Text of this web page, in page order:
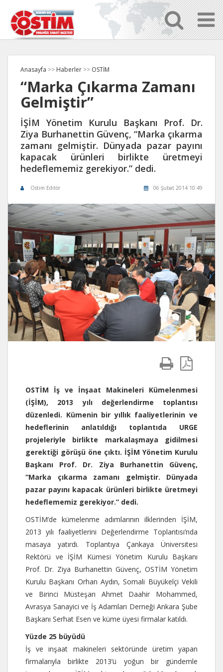
Anasayfa >> Haberler >> OSTİM
“Marka Çıkarma Zamanı
Gelmiştir”
İŞİM Yönetim Kurulu Başkanı Prof. Dr.
Ziya Burhanettin Güvenç, “Marka çıkarma
zamanı gelmiştir. Dünyada pazar payını
kapacak ürünleri birlikte üretmeyi
hedeflememiz gerekiyor.” dedi.
Ostim Editör 06 Şubat 2014 10:49
OSTİM İş ve İnşaat Makineleri Kümelenmesi
(İŞİM), 2013 yılı değerlendirme toplantısı
düzenledi. Kümenin bir yıllık faaliyetlerinin ve
hedeflerinin anlatıldığı toplantıda URGE
projeleriyle birlikte markalaşmaya gidilmesi
gerektiği görüşü öne çıktı. İŞİM Yönetim Kurulu
Başkanı Prof. Dr. Ziya Burhanettin Güvenç,
“Marka çıkarma zamanı gelmiştir. Dünyada
pazar payını kapacak ürünleri birlikte üretmeyi
hedeflememiz gerekiyor.” dedi.
OSTİM’de kümelenme adımlarının ilklerinden İŞİM,
2013 yılı faaliyetlerini Değerlendirme Toplantısı’nda
masaya yatırdı. Toplantıya Çankaya Üniversitesi
Rektörü ve İŞİM Kümesi Yönetim Kurulu Başkanı
Prof. Dr. Ziya Burhanettin Güvenç, OSTİM Yönetim
Kurulu Başkanı Orhan Aydın, Somali Büyükelçi Vekili
ve Birinci Müsteşarı Ahmet Daahir Mohammed,
Avrasya Sanayici ve İş Adamları Derneği Ankara Şube
Başkanı Serhat Esen ve küme üyesi firmalar katıldı.
Yüzde 25 büyüdü
İş ve inşaat makineleri sektöründe üretim yapan
firmalarıyla birlikte 2013’ü yoğun bir gündemle